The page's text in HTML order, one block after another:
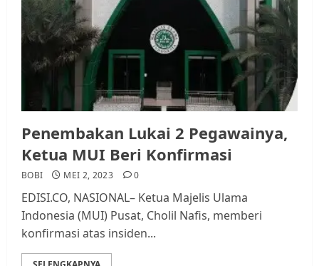
Penembakan Lukai 2 Pegawainya,
Ketua MUI Beri Konfirmasi
BOBI MEI 2, 2023 0
EDISI.CO, NASIONAL– Ketua Majelis Ulama
Indonesia (MUI) Pusat, Cholil Nafis, memberi
konfirmasi atas insiden...